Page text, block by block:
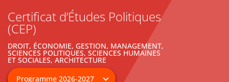
Certificat d’Études Politiques
(CEP)
DROIT, ÉCONOMIE, GESTION, MANAGEMENT,
SCIENCES POLITIQUES, SCIENCES HUMAINES
ET SOCIALES, ARCHITECTURE